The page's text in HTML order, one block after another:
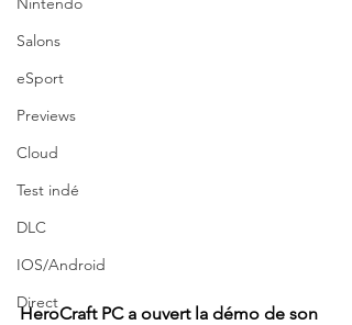
Salons
eSport
Previews
Cloud
Test indé
DLC
IOS/Android
Direct
HeroCraft PC a ouvert la démo de son